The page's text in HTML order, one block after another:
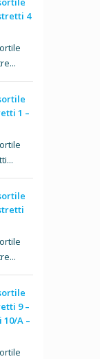
4
1 –
9 –
10/A –